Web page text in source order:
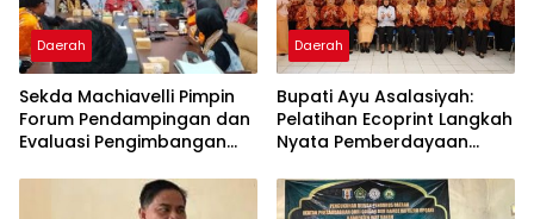
Daerah
Sekda Machiavelli Pimpin
Forum Pendampingan dan
Evaluasi Pengimbangan
Daerah
Bupati Ayu Asalasiyah:
Pelatihan Ecoprint Langkah
Nyata Pemberdayaan